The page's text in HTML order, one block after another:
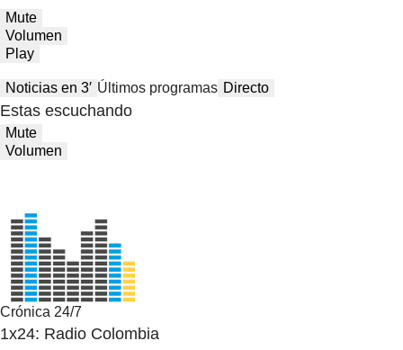
Mute
Volumen
Play
Noticias en 3′ Últimos programas Directo
Estas escuchando
Mute
Volumen
Crónica 24/7
1x24: Radio Colombia